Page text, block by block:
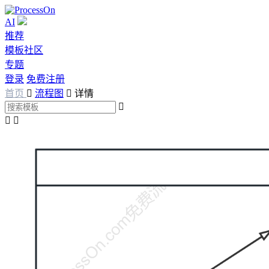
AI
推荐
模板社区
专题
登录 免费注册
首页  流程图  详情

 